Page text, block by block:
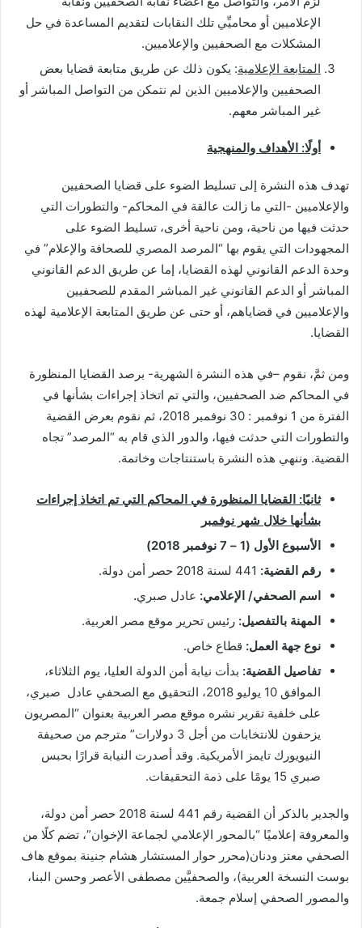
الإعلاميين أو محاميِّي تلك النقابات لتقديم المساعدة في حل
المشكلات مع الصحفيين والإعلاميين.
المتابعة الإعلامية: يكون ذلك عن طريق متابعة قضايا بعض
الصحفيين والإعلاميين الذين لم نتمكن من التواصل المباشر أو
غير المباشر معهم.
أولًا: الأهداف والمنهجية
تهدف هذه النشرة إلى تسليط الضوء على قضايا الصحفيين
والإعلاميين -التي ما زالت عالقة في المحاكم- والتطورات التي
حدثت فيها من ناحية، ومن ناحية أخرى، تسليط الضوء على
المجهودات التي يقوم بها “المرصد المصري للصحافة والإعلام” في
وحدة الدعم القانوني لهذه القضايا، إما عن طريق الدعم القانوني
المباشر أو الدعم القانوني غير المباشر المقدم للصحفيين
والإعلاميين في قضاياهم، أو حتى عن طريق المتابعة الإعلامية لهذه
القضايا.
ومن ثمَّ، نقوم –في هذه النشرة الشهرية- برصد القضايا المنظورة
في المحاكم ضد الصحفيين، والتي تم اتخاذ إجراءات بشأنها في
الفترة من 1 نوفمبر : 30 نوفمبر 2018، ثم نقوم بعرض القضية
والتطورات التي حدثت فيها، والدور الذي قام به “المرصد” تجاه
القضية. وننهي هذه النشرة باستنتاجات وخاتمة.
ثانيًا: القضايا المنظورة في المحاكم التي تم اتخاذ إجراءات
بشأنها خلال شهر نوفمبر
الأسبوع الأول (1 – 7 نوفمبر 2018)
رقم القضية: 441 لسنة 2018 حصر أمن دولة.
اسم الصحفي/ الإعلامي: عادل صبري.
المهنة بالتفصيل: رئيس تحرير موقع مصر العربية.
نوع جهة العمل: قطاع خاص.
تفاصيل القضية: بدأت نيابة أمن الدولة العليا، يوم الثلاثاء،
الموافق 10 يوليو 2018، التحقيق مع الصحفي عادل صبري،
على خلفية تقرير نشره موقع مصر العربية بعنوان “المصريون
يزحفون للانتخابات من أجل 3 دولارات” مترجم من صحيفة
النيويورك تايمز الأمريكية. وقد أصدرت النيابة قرارًا بحبس
صبري 15 يومًا على ذمة التحقيقات.
والجدير بالذكر أن القضية رقم 441 لسنة 2018 حصر أمن دولة،
والمعروفة إعلاميًا “بالمحور الإعلامي لجماعة الإخوان”، تضم كلًا من
الصحفي معتز ودنان(محرر حوار المستشار هشام جنينة بموقع هاف
بوست النسخة العربية)، والصحفيَّين مصطفى الأعصر وحسن البنا،
والمصور الصحفي إسلام جمعة.